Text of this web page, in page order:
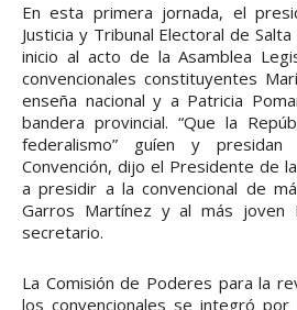
En esta primera jornada, el
Justicia y Tribunal Electoral de
inicio al acto de la Asamblea
convencionales constituyentes
enseña nacional y a Patricia
bandera provincial. “Que la
federalismo” guíen y
Convención, dijo el Presidente de
a presidir a la convencional de
Garros Martínez y al más joven
secretario.
La Comisión de Poderes para la
los convencionales se integró